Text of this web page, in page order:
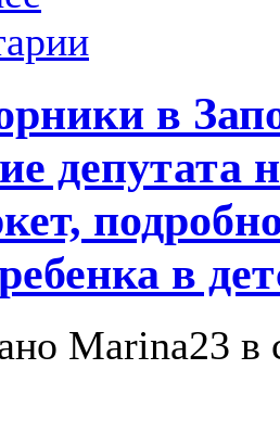
в
депутата
в
Marina23 в